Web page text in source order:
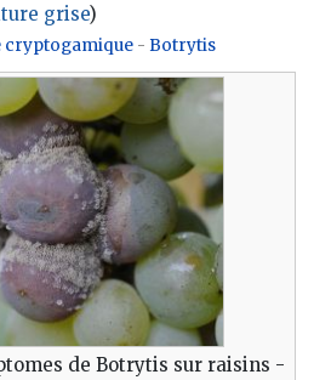
grise)
cryptogamique - Botrytis
de Botrytis sur raisins -